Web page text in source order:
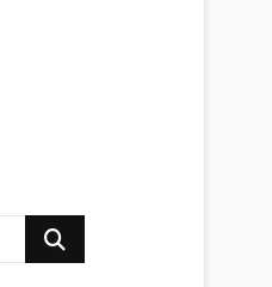
Buscar